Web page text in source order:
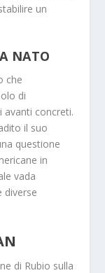
un
NATO
che
di
avanti concreti.
il suo
questione
in
vada
diverse
di Rubio sulla